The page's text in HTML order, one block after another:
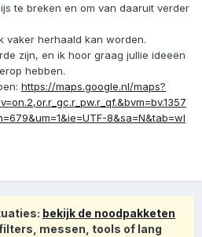
te breken en om van daaruit verder
vaker herhaald kan worden.
zijn, en ik hoor graag jullie ideeën
hebben.
https://maps.google.nl/maps?
8&sa=N&tab=wl
bekijk de noodpakketen
messen, tools of lang